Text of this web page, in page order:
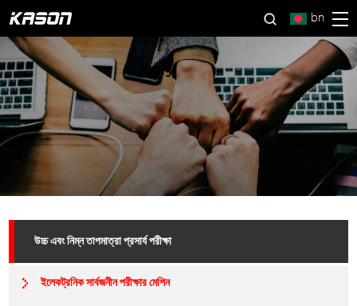
bn
উচ্চ এবং নিম্ন তাপমাত্রা প্রসার্য পরীক্ষা
ইলেকট্রনিক সার্বজনীন পরীক্ষার মেশিন